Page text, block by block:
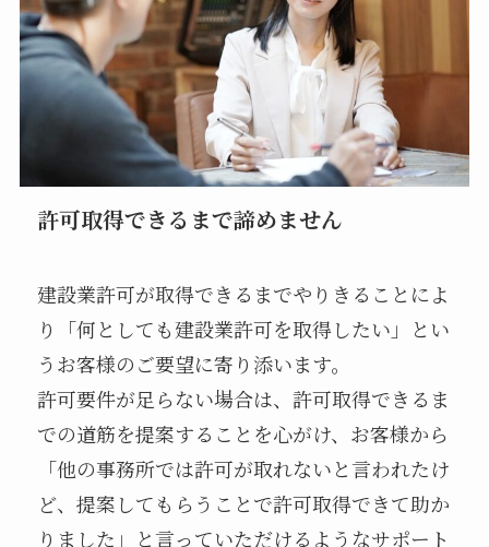
許可取得できるまで諦めません
建設業許可が取得できるまでやりきることによ
り「何としても建設業許可を取得したい」とい
うお客様のご要望に寄り添います。
許可要件が足らない場合は、許可取得できるま
での道筋を提案することを心がけ、お客様から
「他の事務所では許可が取れないと言われたけ
ど、提案してもらうことで許可取得できて助か
りました」と言っていただけるようなサポート